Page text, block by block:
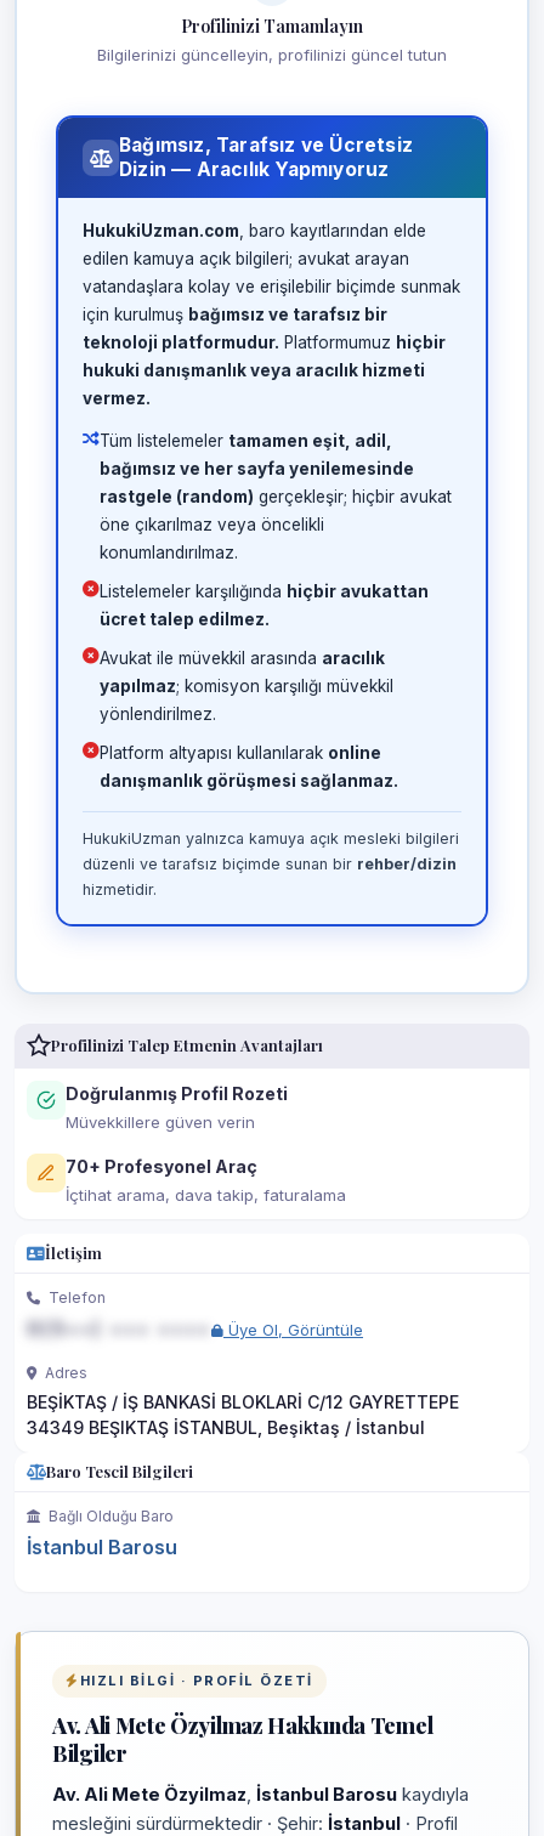
Profilinizi Tamamlayın
Bilgilerinizi güncelleyin, profilinizi güncel tutun
Bağımsız, Tarafsız ve Ücretsiz
Dizin — Aracılık Yapmıyoruz
HukukiUzman.com , baro kayıtlarından elde
edilen kamuya açık bilgileri; avukat arayan
vatandaşlara kolay ve erişilebilir biçimde sunmak
için kurulmuş bağımsız ve tarafsız bir
teknoloji platformudur. Platformumuz hiçbir
hukuki danışmanlık veya aracılık hizmeti
vermez.
Tüm listelemeler tamamen eşit, adil,
bağımsız ve her sayfa yenilemesinde
rastgele (random) gerçekleşir; hiçbir avukat
öne çıkarılmaz veya öncelikli
konumlandırılmaz.
Listelemeler karşılığında hiçbir avukattan
ücret talep edilmez.
Avukat ile müvekkil arasında aracılık
yapılmaz; komisyon karşılığı müvekkil
yönlendirilmez.
Platform altyapısı kullanılarak online
danışmanlık görüşmesi sağlanmaz.
HukukiUzman yalnızca kamuya açık mesleki bilgileri
düzenli ve tarafsız biçimde sunan bir rehber/dizin
hizmetidir.
Profilinizi Talep Etmenin Avantajları
Doğrulanmış Profil Rozeti
Müvekkillere güven verin
70+ Profesyonel Araç
İçtihat arama, dava takip, faturalama
İletişim
Telefon
Üye Ol, Görüntüle
Adres
BEŞİKTAŞ / İŞ BANKASİ BLOKLARİ C/12 GAYRETTEPE
34349 BEŞIKTAŞ İSTANBUL, Beşiktaş / İstanbul
Baro Tescil Bilgileri
Bağlı Olduğu Baro
İstanbul Barosu
HIZLI BILGI · PROFIL ÖZETI
Av. Ali Mete Özyilmaz Hakkında Temel
Bilgiler
Av. Ali Mete Özyilmaz İstanbul Barosu kaydıyla
mesleğini sürdürmektedir · Şehir: İstanbul · Profil